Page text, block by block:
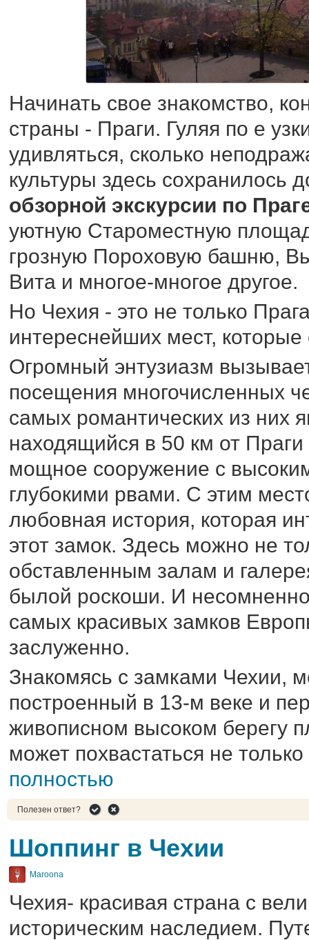
Начинать свое знакомство,
страны - Праги. Гуляя по е
удивляться, сколько
культуры здесь сохранилось
обзорной экскурсии по
уютную Староместную
грозную Пороховую башню,
Вита и многое-многое другое.
Но Чехия - это не только
интереснейших мест, которые
Огромный энтузиазм
посещения многочисленных
самых романтических из них
находящийся в 50 км от
мощное сооружение с
глубокими рвами. С этим
любовная история, которая
этот замок. Здесь можно не
обставленным залам и
былой роскоши. И
самых красивых замков
заслуженно.
Знакомясь с замками Чехии,
построенный в 13-м веке и
живописном высоком берегу
может похвастаться не
полностью
Полезен ответ?
Шоппинг в Чехии
Maroona
Чехия- красивая страна с
историческим наследием.